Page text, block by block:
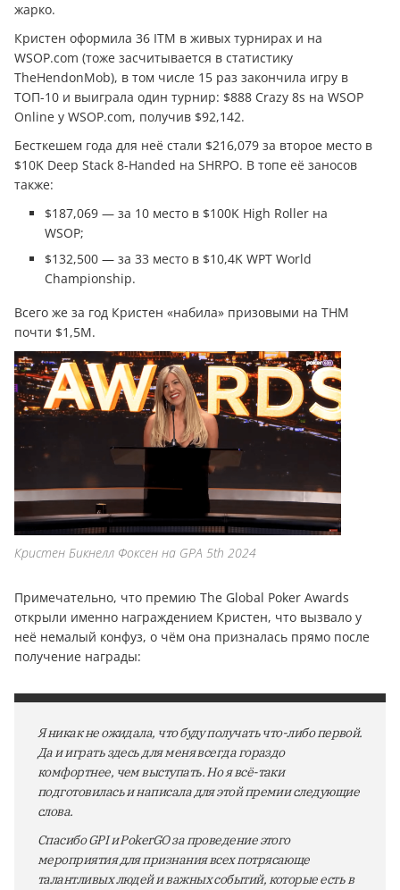
жарко.
Кристен оформила 36 ITM в живых турнирах и на
WSOP.com (тоже засчитывается в статистику
TheHendonMob), в том числе 15 раз закончила игру в
ТОП-10 и выиграла один турнир: $888 Crazy 8s на WSOP
Online у WSOP.com, получив $92,142.
Бесткешем года для неё стали $216,079 за второе место в
$10K Deep Stack 8-Handed на SHRPO. В топе её заносов
также:
$187,069 — за 10 место в $100K High Roller на
WSOP;
$132,500 — за 33 место в $10,4K WPT World
Championship.
Всего же за год Кристен «набила» призовыми на THM
почти $1,5M.
Кристен Бикнелл Фоксен на GPA 5th 2024
Примечательно, что премию The Global Poker Awards
открыли именно награждением Кристен, что вызвало у
неё немалый конфуз, о чём она призналась прямо после
получение награды:
Я никак не ожидала, что буду получать что-либо первой.
Да и играть здесь для меня всегда гораздо
комфортнее, чем выступать. Но я всё-таки
подготовилась и написала для этой премии следующие
слова.
Спасибо GPI и PokerGO за проведение этого
мероприятия для признания всех потрясающе
талантливых людей и важных событий, которые есть в